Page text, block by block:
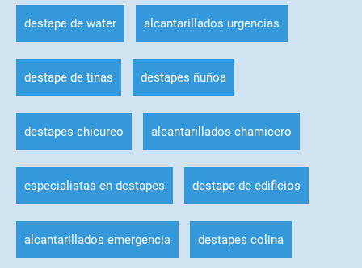
destape de water alcantarillados urgencias
destape de tinas destapes ñuñoa
destapes chicureo alcantarillados chamicero
especialistas en destapes destape de edificios
alcantarillados emergencia destapes colina